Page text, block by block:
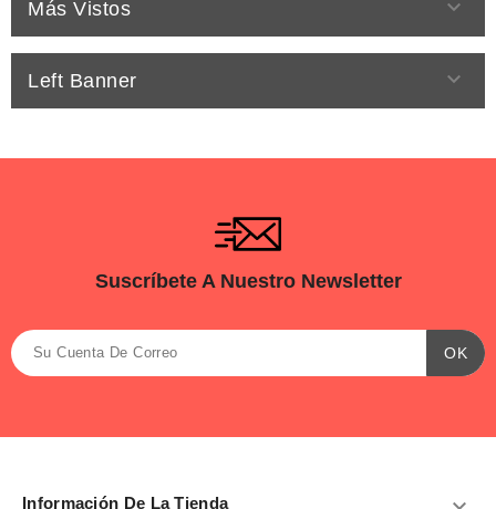
Más Vistos 
Left Banner 
Suscríbete A Nuestro Newsletter
Información De La Tienda